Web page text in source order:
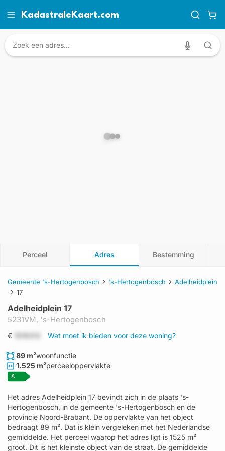
KadastraleKaart.com
Perceel Adres Bestemming
Gemeente 's-Hertogenbosch 's-Hertogenbosch
Adelheidplein
17
Adelheidplein 17
5231VM, 's-Hertogenbosch
€ Wat moet ik bieden voor deze woning?
89 m²woonfunctie
1.525 m²perceeloppervlakte
A
Het adres Adelheidplein 17 bevindt zich in de plaats 's-
Hertogenbosch, in de gemeente 's-Hertogenbosch en de
provincie Noord-Brabant. De oppervlakte van het object
bedraagt 89 m². Dat is klein vergeleken met het Nederlandse
gemiddelde. Het perceel waarop het adres ligt is 1525 m²
groot. Dit is het kleinste object van de straat. De gemiddelde